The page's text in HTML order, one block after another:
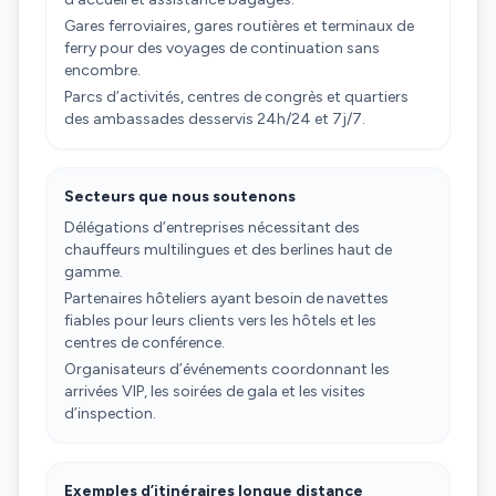
Gares ferroviaires, gares routières et terminaux de
ferry pour des voyages de continuation sans
encombre.
Parcs d’activités, centres de congrès et quartiers
des ambassades desservis 24h/24 et 7j/7.
Secteurs que nous soutenons
Délégations d’entreprises nécessitant des
chauffeurs multilingues et des berlines haut de
gamme.
Partenaires hôteliers ayant besoin de navettes
fiables pour leurs clients vers les hôtels et les
centres de conférence.
Organisateurs d’événements coordonnant les
arrivées VIP, les soirées de gala et les visites
d’inspection.
Exemples d’itinéraires longue distance